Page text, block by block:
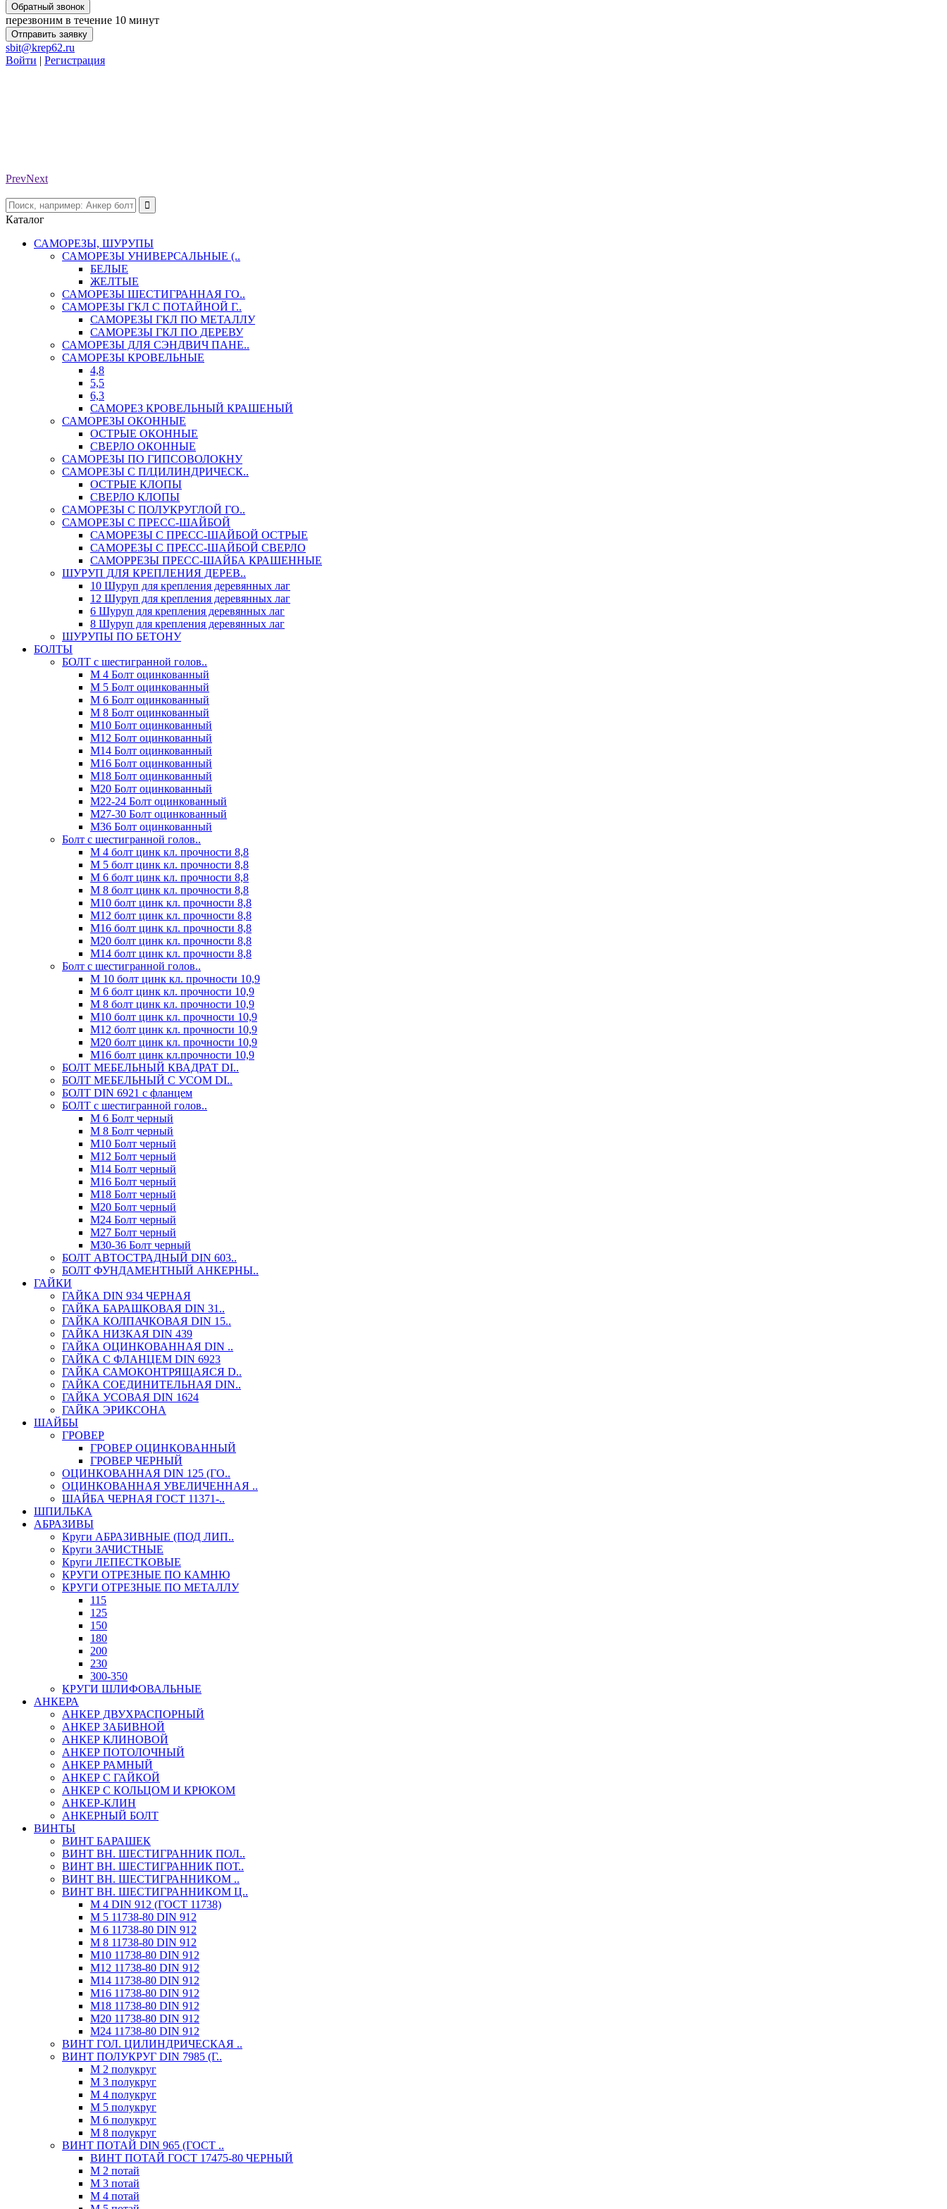
Обратный звонок
перезвоним в течение 10 минут
Отправить заявку
sbit@krep62.ru
Войти | Регистрация
PrevNext
Каталог
САМОРЕЗЫ, ШУРУПЫ
САМОРЕЗЫ УНИВЕРСАЛЬНЫЕ (..
БЕЛЫЕ
ЖЕЛТЫЕ
САМОРЕЗЫ ШЕСТИГРАННАЯ ГО..
САМОРЕЗЫ ГКЛ С ПОТАЙНОЙ Г..
САМОРЕЗЫ ГКЛ ПО МЕТАЛЛУ
САМОРЕЗЫ ГКЛ ПО ДЕРЕВУ
САМОРЕЗЫ ДЛЯ СЭНДВИЧ ПАНЕ..
САМОРЕЗЫ КРОВЕЛЬНЫЕ
4,8
5,5
6,3
САМОРЕЗ КРОВЕЛЬНЫЙ КРАШЕНЫЙ
САМОРЕЗЫ ОКОННЫЕ
ОСТРЫЕ ОКОННЫЕ
СВЕРЛО ОКОННЫЕ
САМОРЕЗЫ ПО ГИПСОВОЛОКНУ
САМОРЕЗЫ С П/ЦИЛИНДРИЧЕСК..
ОСТРЫЕ КЛОПЫ
СВЕРЛО КЛОПЫ
САМОРЕЗЫ С ПОЛУКРУГЛОЙ ГО..
САМОРЕЗЫ С ПРЕСС-ШАЙБОЙ
САМОРЕЗЫ С ПРЕСС-ШАЙБОЙ ОСТРЫЕ
САМОРЕЗЫ С ПРЕСС-ШАЙБОЙ СВЕРЛО
САМОРРЕЗЫ ПРЕСС-ШАЙБА КРАШЕННЫЕ
ШУРУП ДЛЯ КРЕПЛЕНИЯ ДЕРЕВ..
10 Шуруп для крепления деревянных лаг
12 Шуруп для крепления деревянных лаг
6 Шуруп для крепления деревянных лаг
8 Шуруп для крепления деревянных лаг
ШУРУПЫ ПО БЕТОНУ
БОЛТЫ
БОЛТ с шестигранной голов..
М 4 Болт оцинкованный
М 5 Болт оцинкованный
М 6 Болт оцинкованный
М 8 Болт оцинкованный
М10 Болт оцинкованный
М12 Болт оцинкованный
М14 Болт оцинкованный
М16 Болт оцинкованный
М18 Болт оцинкованный
М20 Болт оцинкованный
М22-24 Болт оцинкованный
М27-30 Болт оцинкованный
М36 Болт оцинкованный
Болт с шестигранной голов..
М 4 болт цинк кл. прочности 8,8
М 5 болт цинк кл. прочности 8,8
М 6 болт цинк кл. прочности 8,8
М 8 болт цинк кл. прочности 8,8
М10 болт цинк кл. прочности 8,8
М12 болт цинк кл. прочности 8,8
М16 болт цинк кл. прочности 8,8
М20 болт цинк кл. прочности 8,8
М14 болт цинк кл. прочности 8,8
Болт с шестигранной голов..
М 10 болт цинк кл. прочности 10,9
М 6 болт цинк кл. прочности 10,9
М 8 болт цинк кл. прочности 10,9
М10 болт цинк кл. прочности 10,9
М12 болт цинк кл. прочности 10,9
М20 болт цинк кл. прочности 10,9
М16 болт цинк кл.прочности 10,9
БОЛТ МЕБЕЛЬНЫЙ КВАДРАТ DI..
БОЛТ МЕБЕЛЬНЫЙ С УСОМ DI..
БОЛТ DIN 6921 c фланцем
БОЛТ с шестигранной голов..
М 6 Болт черный
М 8 Болт черный
М10 Болт черный
М12 Болт черный
М14 Болт черный
М16 Болт черный
М18 Болт черный
М20 Болт черный
М24 Болт черный
М27 Болт черный
М30-36 Болт черный
БОЛТ АВТОСТРАДНЫЙ DIN 603..
БОЛТ ФУНДАМЕНТНЫЙ АНКЕРНЫ..
ГАЙКИ
ГАЙКА DIN 934 ЧЕРНАЯ
ГАЙКА БАРАШКОВАЯ DIN 31..
ГАЙКА КОЛПАЧКОВАЯ DIN 15..
ГАЙКА НИЗКАЯ DIN 439
ГАЙКА ОЦИНКОВАННАЯ DIN ..
ГАЙКА С ФЛАНЦЕМ DIN 6923
ГАЙКА САМОКОНТРЯЩАЯСЯ D..
ГАЙКА СОЕДИНИТЕЛЬНАЯ DIN..
ГАЙКА УСОВАЯ DIN 1624
ГАЙКА ЭРИКСОНА
ШАЙБЫ
ГРОВЕР
ГРОВЕР ОЦИНКОВАННЫЙ
ГРОВЕР ЧЕРНЫЙ
ОЦИНКОВАННАЯ DIN 125 (ГО..
ОЦИНКОВАННАЯ УВЕЛИЧЕННАЯ ..
ШАЙБА ЧЕРНАЯ ГОСТ 11371-..
ШПИЛЬКА
АБРАЗИВЫ
Круги АБРАЗИВНЫЕ (ПОД ЛИП..
Круги ЗАЧИСТНЫЕ
Круги ЛЕПЕСТКОВЫЕ
КРУГИ ОТРЕЗНЫЕ ПО КАМНЮ
КРУГИ ОТРЕЗНЫЕ ПО МЕТАЛЛУ
115
125
150
180
200
230
300-350
КРУГИ ШЛИФОВАЛЬНЫЕ
АНКЕРА
АНКЕР ДВУХРАСПОРНЫЙ
АНКЕР ЗАБИВНОЙ
АНКЕР КЛИНОВОЙ
АНКЕР ПОТОЛОЧНЫЙ
АНКЕР РАМНЫЙ
АНКЕР С ГАЙКОЙ
АНКЕР С КОЛЬЦОМ И КРЮКОМ
АНКЕР-КЛИН
АНКЕРНЫЙ БОЛТ
ВИНТЫ
ВИНТ БАРАШЕК
ВИНТ ВН. ШЕСТИГРАННИК ПОЛ..
ВИНТ ВН. ШЕСТИГРАННИК ПОТ..
ВИНТ ВН. ШЕСТИГРАННИКОМ ..
ВИНТ ВН. ШЕСТИГРАННИКОМ Ц..
М 4 DIN 912 (ГОСТ 11738)
М 5 11738-80 DIN 912
М 6 11738-80 DIN 912
М 8 11738-80 DIN 912
М10 11738-80 DIN 912
М12 11738-80 DIN 912
М14 11738-80 DIN 912
М16 11738-80 DIN 912
М18 11738-80 DIN 912
М20 11738-80 DIN 912
М24 11738-80 DIN 912
ВИНТ ГОЛ. ЦИЛИНДРИЧЕСКАЯ ..
ВИНТ ПОЛУКРУГ DIN 7985 (Г..
М 2 полукруг
М 3 полукруг
М 4 полукруг
М 5 полукруг
М 6 полукруг
М 8 полукруг
ВИНТ ПОТАЙ DIN 965 (ГОСТ ..
ВИНТ ПОТАЙ ГОСТ 17475-80 ЧЕРНЫЙ
М 2 потай
М 3 потай
М 4 потай